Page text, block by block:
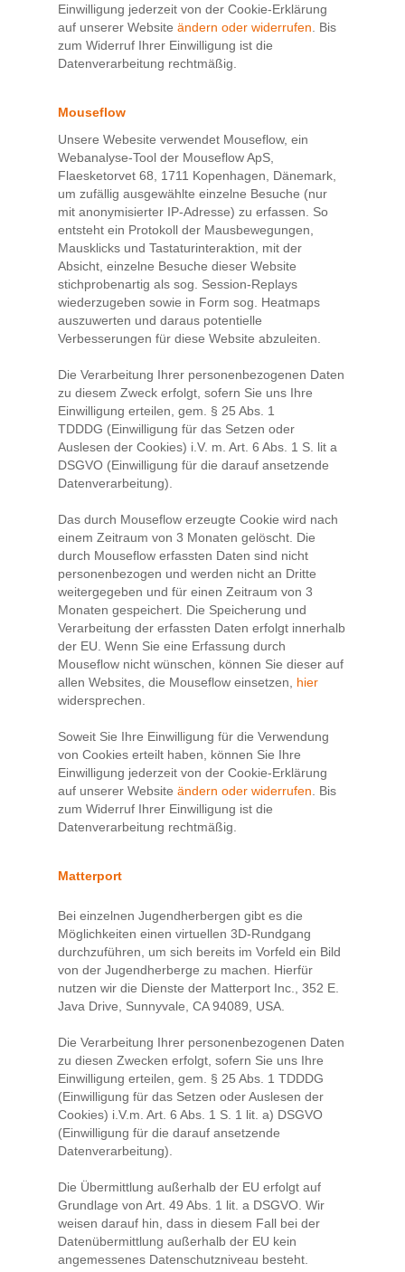
Einwilligung jederzeit von der Cookie-Erklärung
auf unserer Website ändern oder widerrufen . Bis
zum Widerruf Ihrer Einwilligung ist die
Datenverarbeitung rechtmäßig.
Mouseflow
Unsere Webesite verwendet Mouseflow, ein
Webanalyse-Tool der Mouseflow ApS,
Flaesketorvet 68, 1711 Kopenhagen, Dänemark,
um zufällig ausgewählte einzelne Besuche (nur
mit anonymisierter IP-Adresse) zu erfassen. So
entsteht ein Protokoll der Mausbewegungen,
Mausklicks und Tastaturinteraktion, mit der
Absicht, einzelne Besuche dieser Website
stichprobenartig als sog. Session-Replays
wiederzugeben sowie in Form sog. Heatmaps
auszuwerten und daraus potentielle
Verbesserungen für diese Website abzuleiten.
Die Verarbeitung Ihrer personenbezogenen Daten
zu diesem Zweck erfolgt, sofern Sie uns Ihre
Einwilligung erteilen, gem. § 25 Abs. 1
TDDDG (Einwilligung für das Setzen oder
Auslesen der Cookies) i.V. m. Art. 6 Abs. 1 S. lit a
DSGVO (Einwilligung für die darauf ansetzende
Datenverarbeitung).
Das durch Mouseflow erzeugte Cookie wird nach
einem Zeitraum von 3 Monaten gelöscht. Die
durch Mouseflow erfassten Daten sind nicht
personenbezogen und werden nicht an Dritte
weitergegeben und für einen Zeitraum von 3
Monaten gespeichert. Die Speicherung und
Verarbeitung der erfassten Daten erfolgt innerhalb
der EU. Wenn Sie eine Erfassung durch
Mouseflow nicht wünschen, können Sie dieser auf
allen Websites, die Mouseflow einsetzen, hier
widersprechen.
Soweit Sie Ihre Einwilligung für die Verwendung
von Cookies erteilt haben, können Sie Ihre
Einwilligung jederzeit von der Cookie-Erklärung
auf unserer Website ändern oder widerrufen . Bis
zum Widerruf Ihrer Einwilligung ist die
Datenverarbeitung rechtmäßig.
Matterport
Bei einzelnen Jugendherbergen gibt es die
Möglichkeiten einen virtuellen 3D-Rundgang
durchzuführen, um sich bereits im Vorfeld ein Bild
von der Jugendherberge zu machen. Hierfür
nutzen wir die Dienste der Matterport Inc., 352 E.
Java Drive, Sunnyvale, CA 94089, USA.
Die Verarbeitung Ihrer personenbezogenen Daten
zu diesen Zwecken erfolgt, sofern Sie uns Ihre
Einwilligung erteilen, gem. § 25 Abs. 1 TDDDG
(Einwilligung für das Setzen oder Auslesen der
Cookies) i.V.m. Art. 6 Abs. 1 S. 1 lit. a) DSGVO
(Einwilligung für die darauf ansetzende
Datenverarbeitung).
Die Übermittlung außerhalb der EU erfolgt auf
Grundlage von Art. 49 Abs. 1 lit. a DSGVO. Wir
weisen darauf hin, dass in diesem Fall bei der
Datenübermittlung außerhalb der EU kein
angemessenes Datenschutzniveau besteht.